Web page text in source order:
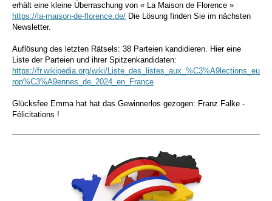
erhält eine kleine Überraschung von « La Maison de Florence »
https://la-maison-de-florence.de/ Die Lösung finden Sie im nächsten
Newsletter.
Auflösung des letzten Rätsels: 38 Parteien kandidieren. Hier eine
Liste der Parteien und ihrer Spitzenkandidaten:
https://fr.wikipedia.org/wiki/Liste_des_listes_aux_%C3%A9lections_eu
rop%C3%A9ennes_de_2024_en_France
Glücksfee Emma hat hat das Gewinnerlos gezogen: Franz Falke -
Félicitations !